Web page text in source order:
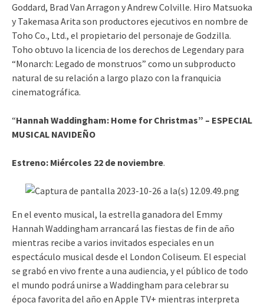
Goddard, Brad Van Arragon y Andrew Colville. Hiro Matsuoka
y Takemasa Arita son productores ejecutivos en nombre de
Toho Co., Ltd., el propietario del personaje de Godzilla.
Toho obtuvo la licencia de los derechos de Legendary para
“Monarch: Legado de monstruos” como un subproducto
natural de su relación a largo plazo con la franquicia
cinematográfica.
“Hannah Waddingham: Home for Christmas” – ESPECIAL
MUSICAL NAVIDEÑO
Estreno: Miércoles 22 de noviembre.
En el evento musical, la estrella ganadora del Emmy
Hannah Waddingham arrancará las fiestas de fin de año
mientras recibe a varios invitados especiales en un
espectáculo musical desde el London Coliseum. El especial
se grabó en vivo frente a una audiencia, y el público de todo
el mundo podrá unirse a Waddingham para celebrar su
época favorita del año en Apple TV+ mientras interpreta